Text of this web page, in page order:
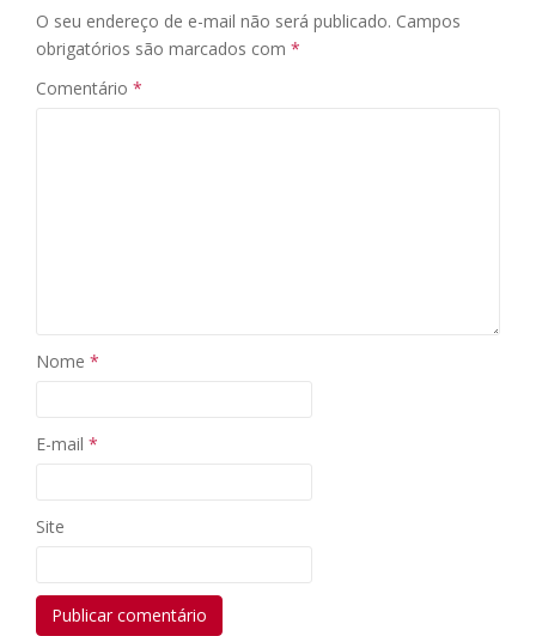
O seu endereço de e-mail não será publicado. Campos
obrigatórios são marcados com *
Comentário *
Nome *
E-mail *
Site